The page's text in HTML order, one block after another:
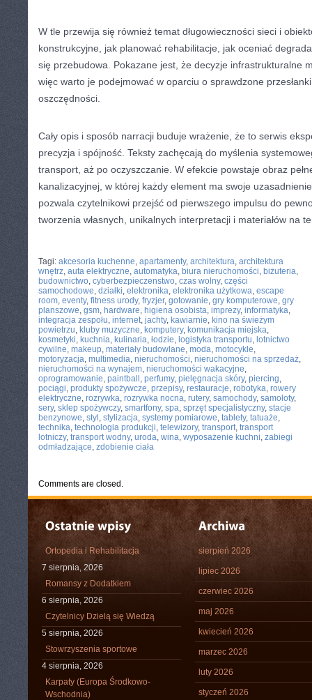
W tle przewija się również temat długowieczności sieci i
konstrukcyjne, jak planować rehabilitacje, jak oceniać
się przebudowa. Pokazane jest, że decyzje infrastrukturalne
więc warto je podejmować w oparciu o sprawdzone
oszczędności.
Cały opis i sposób narracji buduje wrażenie, że to serwis
precyzja i spójność. Teksty zachęcają do myślenia
transport, aż po oczyszczanie. W efekcie powstaje obraz
kanalizacyjnej, w której każdy element ma swoje
pozwala czytelnikowi przejść od pierwszego impulsu do
tworzenia własnych, unikalnych interpretacji i materiałów na
Tagi: akcesoria kuchenne, apartamenty, architektura, architektura
wnętrz, auta elektryczne, automatyka, biura nieruchomości, biżuteria,
budownictwo, cyberbezpieczenstwo, czas wolny, części
samochodowe, działki, elektronika, elektronika użytkowa, escape
room, eventy, fitness urody, fryzjer, gotowanie, gry komputerowe, gry
planszowe, gsm, hardware, higiena osobista, imprezy, informatyka,
integracja zespołu, internet, jachty, kawiarnie, kino na świeżym
powietrzu, kluby muzyczne, komputery, komunikacja miejska,
kosmetyki, kuchnia, kulinaria, łodzie, logistyka transportu, lotnictwo
cywilne, makeup, materiały budowlane, moda, motocykle,
motoryzacja, multimedia, nieruchomości, nieruchomości na sprzedaż,
nieruchomości na wynajem, nieruchomości wakacyjne,
oprogramowanie, paintball , perfumy, pielęgnacja skóry, piercing,
pociągi, produkty spożywcze, przepisy, restauracje, robotyka, rowery
elektryczne, rozrywka, rozrywka nocna, rutery, samochody, samoloty,
sery, sklep spożywczy, smartfony, spa, sprzęt specjalistyczny, stacje
benzynowe, styl , stylizacja, systemy pomiarowe, tablety, tatuaże,
technika, technologia produkcji, telewizory, transport, transport
lotniczy, transport wodny, uroda, wina, wyposażenie kuchni, zabiegi
odmładzające, zdobienie ciała
Comments are closed.
Ortopedia i Rehabilitacja
7 sierpnia, 2026
Romansy z Dodatkiem
6 sierpnia, 2026
Czytelnicy Dzielą się Wiedzą
5 sierpnia, 2026
Stowrzyszenia sportowe
4 sierpnia, 2026
Karpaty (Europa Środkowo-
Wschodnia)
sierpień 2026
lipiec 2026
czerwiec 2026
maj 2026
kwiecień 2026
marzec 2026
luty 2026
styczeń 2026